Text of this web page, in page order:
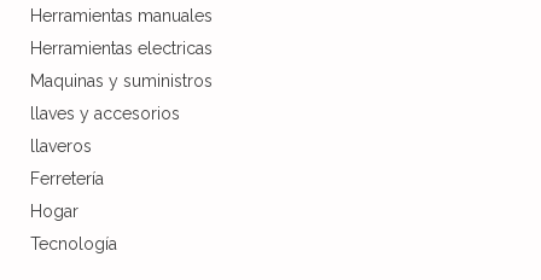
Herramientas manuales
Herramientas electricas
Maquinas y suministros
llaves y accesorios
llaveros
Ferretería
Hogar
Tecnología